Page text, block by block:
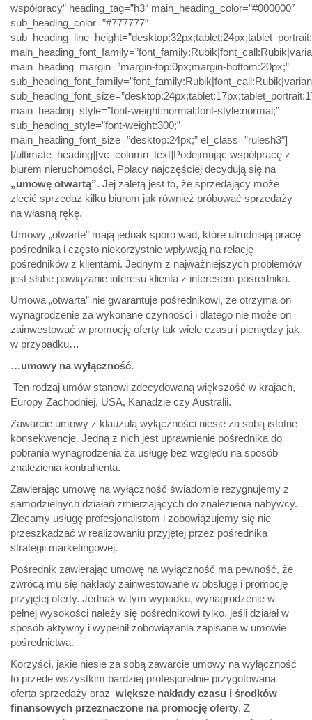
współpracy” heading_tag=”h3″ main_heading_color=”#000000″
sub_heading_color=”#777777″
main_heading_margin=”margin-top:0px;margin-bottom:20px;”
main_heading_style=”font-weight:normal;font-style:normal;”
sub_heading_style=”font-weight:300;”
main_heading_font_size=”desktop:24px;” el_class=”rulesh3″]
[/ultimate_heading][vc_column_text]Podejmując współpracę z
biurem nieruchomości, Polacy najczęściej decydują się na
„umowę otwartą”. Jej zaletą jest to, że sprzedający może
zlecić sprzedaż kilku biurom jak również próbować sprzedaży
na własną rękę.
Umowy „otwarte” mają jednak sporo wad, które utrudniają pracę
pośrednika i często niekorzystnie wpływają na relację
pośredników z klientami. Jednym z najważniejszych problemów
jest słabe powiązanie interesu klienta z interesem pośrednika.
Umowa „otwarta” nie gwarantuje pośrednikowi, że otrzyma on
wynagrodzenie za wykonane czynności i dlatego nie może on
zainwestować w promocję oferty tak wiele czasu i pieniędzy jak
w przypadku…
…umowy na wyłączność.
Ten rodzaj umów stanowi zdecydowaną większość w krajach,
Europy Zachodniej, USA, Kanadzie czy Australii.
Zawarcie umowy z klauzulą wyłączności niesie za sobą istotne
konsekwencje. Jedną z nich jest uprawnienie pośrednika do
pobrania wynagrodzenia za usługę bez względu na sposób
znalezienia kontrahenta.
Zawierając umowę na wyłączność świadomie rezygnujemy z
samodzielnych działań zmierzających do znalezienia nabywcy.
Zlecamy usługę profesjonalistom i zobowiązujemy się nie
przeszkadzać w realizowaniu przyjętej przez pośrednika
strategii marketingowej.
Pośrednik zawierając umowę na wyłączność ma pewność, że
zwrócą mu się nakłady zainwestowane w obsługę i promocję
przyjętej oferty. Jednak w tym wypadku, wynagrodzenie w
pełnej wysokości należy się pośrednikowi tylko, jeśli działał w
sposób aktywny i wypełnił zobowiązania zapisane w umowie
pośrednictwa.
Korzyści, jakie niesie za sobą zawarcie umowy na wyłączność
to przede wszystkim bardziej profesjonalnie przygotowana
oferta sprzedaży oraz większe nakłady czasu i środków
finansowych przeznaczone na promocję oferty. Z